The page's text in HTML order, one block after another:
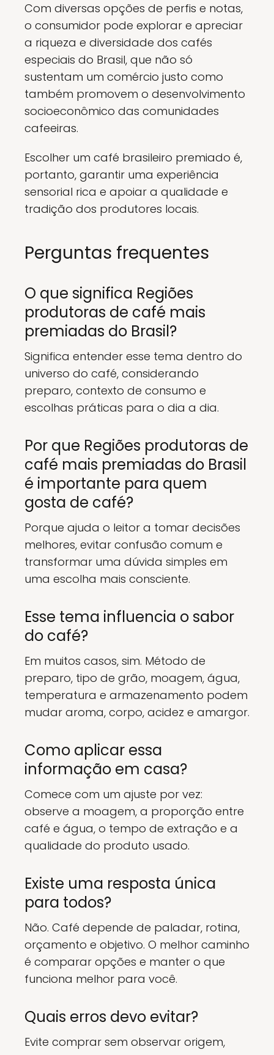
Com diversas opções de perfis e notas,
o consumidor pode explorar e apreciar
a riqueza e diversidade dos cafés
especiais do Brasil, que não só
sustentam um comércio justo como
também promovem o desenvolvimento
socioeconômico das comunidades
cafeeiras.
Escolher um café brasileiro premiado é,
portanto, garantir uma experiência
sensorial rica e apoiar a qualidade e
tradição dos produtores locais.
Perguntas frequentes
O que significa Regiões
produtoras de café mais
premiadas do Brasil?
Significa entender esse tema dentro do
universo do café, considerando
preparo, contexto de consumo e
escolhas práticas para o dia a dia.
Por que Regiões produtoras de
café mais premiadas do Brasil
é importante para quem
gosta de café?
Porque ajuda o leitor a tomar decisões
melhores, evitar confusão comum e
transformar uma dúvida simples em
uma escolha mais consciente.
Esse tema influencia o sabor
do café?
Em muitos casos, sim. Método de
preparo, tipo de grão, moagem, água,
temperatura e armazenamento podem
mudar aroma, corpo, acidez e amargor.
Como aplicar essa
informação em casa?
Comece com um ajuste por vez:
observe a moagem, a proporção entre
café e água, o tempo de extração e a
qualidade do produto usado.
Existe uma resposta única
para todos?
Não. Café depende de paladar, rotina,
orçamento e objetivo. O melhor caminho
é comparar opções e manter o que
funciona melhor para você.
Quais erros devo evitar?
Evite comprar sem observar origem,